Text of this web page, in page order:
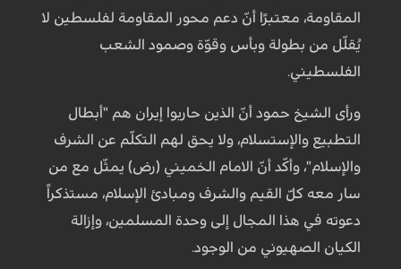
المقاومة، معتبرًا أنّ دعم محور المقاومة لفلسطين لا
يُقلّل من بطولة وبأس وقوّة وصمود الشعب
الفلسطيني.
ورأى الشيخ حمود أنّ الذين حاربوا إيران هم "أبطال
التطبيع والإستسلام، ولا يحق لهم التكلّم عن الشرف
والإسلام"، وأكّد أنّ الامام الخميني (رض) يمثّل مع من
سار معه كلّ القيم والشرف ومبادئ الإسلام، مستذكراً
دعوته في هذا المجال إلى وحدة المسلمين، وإزالة
الكيان الصهيوني من الوجود.